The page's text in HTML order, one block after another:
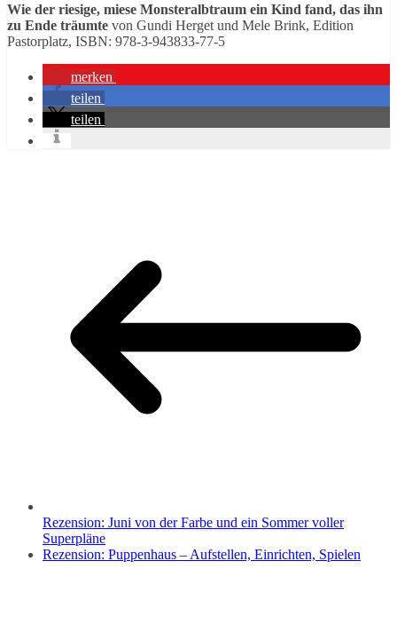
Wie der riesige, miese Monsteralbtraum ein Kind fand, das ihn
zu Ende träumte von Gundi Herget und Mele Brink, Edition
Pastorplatz, ISBN: 978-3-943833-77-5
merken
teilen
teilen
Rezension: Juni von der Farbe und ein Sommer voller
Superpläne
Rezension: Puppenhaus – Aufstellen, Einrichten, Spielen